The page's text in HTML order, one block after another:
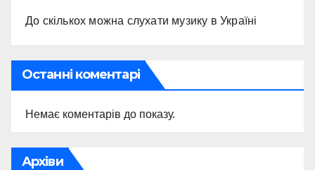
До скількох можна слухати музику в Україні
Останні коментарі
Немає коментарів до показу.
Архіви